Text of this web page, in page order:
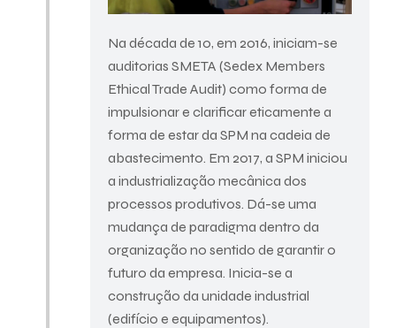
Na década de 10, em 2016, iniciam-se
auditorias SMETA (Sedex Members
Ethical Trade Audit) como forma de
impulsionar e clarificar eticamente a
forma de estar da SPM na cadeia de
abastecimento. Em 2017, a SPM iniciou
a industrialização mecânica dos
processos produtivos. Dá-se uma
mudança de paradigma dentro da
organização no sentido de garantir o
futuro da empresa. Inicia-se a
construção da unidade industrial
(edifício e equipamentos).